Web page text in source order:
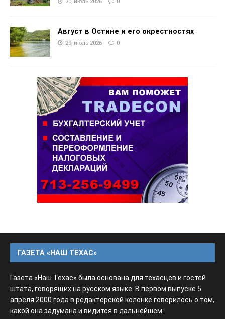
Август в Остине и его окрестностях
29, июль 2026 0
ГАЗЕТА «НАШ ТЕХАС»
Газета «Наш Техас» была основана для техасцев и гостей
штата, говорящих на русском языке. В первом выпуске 5
апреля 2000 года в редакторской колонке говорилось о том,
какой она задумана и видится в дальнейшем: